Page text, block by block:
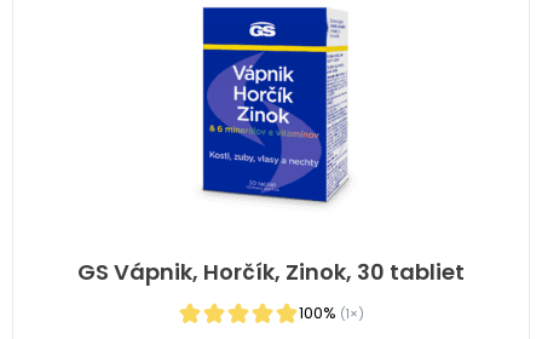
GS Vápnik, Horčík, Zinok, 30 tabliet
100% (1×)